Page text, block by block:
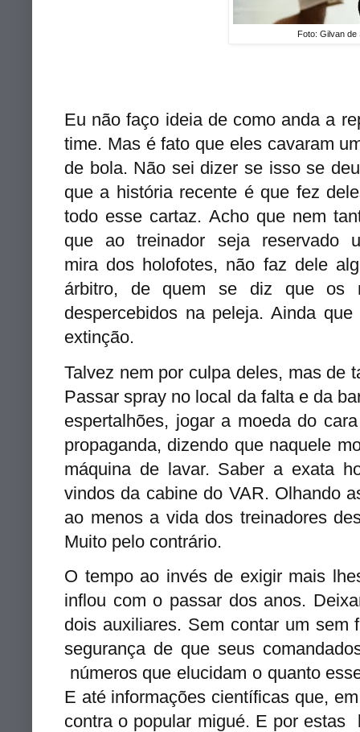
Foto: Gilvan de
Eu não faço ideia de como anda a
time. Mas é fato que eles cavaram
de bola. Não sei dizer se isso se
que a história recente é que fez
todo esse cartaz. Acho que nem
que ao treinador seja
mira dos holofotes, não faz dele
árbitro, de quem se diz que os
despercebidos na peleja. Ainda
extinção.
Talvez nem por culpa deles, mas de
Passar spray no local da falta e da
espertalhões, jogar a moeda do
propaganda, dizendo que naquele
máquina de lavar. Saber a exata
vindos da cabine do VAR. Olhando
ao menos a vida dos treinadores
Muito pelo contrário.
O tempo ao invés de exigir mais
inflou com o passar dos anos.
dois auxiliares. Sem contar um
segurança de que seus
números que elucidam o quanto
E até informações científicas que,
contra o popular migué. E por estas